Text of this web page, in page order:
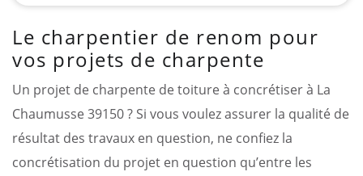
Le charpentier de renom pour
vos projets de charpente
Un projet de charpente de toiture à concrétiser à La
Chaumusse 39150 ? Si vous voulez assurer la qualité de
résultat des travaux en question, ne confiez la
concrétisation du projet en question qu’entre les